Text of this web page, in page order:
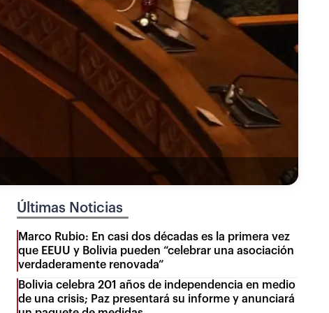
Últimas Noticias
Marco Rubio: En casi dos décadas es la primera vez
que EEUU y Bolivia pueden “celebrar una asociación
verdaderamente renovada”
Bolivia celebra 201 años de independencia en medio
de una crisis; Paz presentará su informe y anunciará